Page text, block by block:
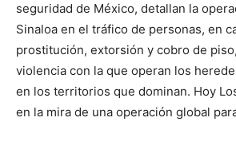
seguridad de México, detallan la
Sinaloa en el tráfico de personas, en
prostitución, extorsión y cobro de
violencia con la que operan los
en los territorios que dominan. Hoy
en la mira de una operación global